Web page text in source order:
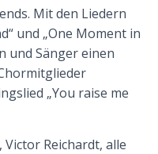
Mit den Liedern
und „One Moment in
und Sänger einen
„You raise me
Reichardt, alle